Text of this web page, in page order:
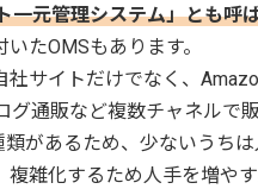
一元管理システム」とも呼
たOMSもあります。
サイトだけでなく、
グ通販など複数チャネルで
があるため、少ないうち
雑化するため人手を増や